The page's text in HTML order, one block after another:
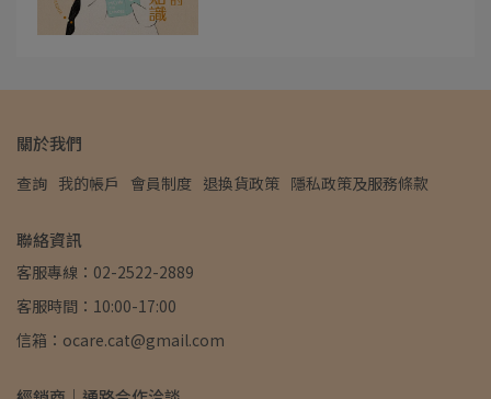
關於我們
查詢 我的帳戶 會員制度 退換貨政策 隱私政策及服務條款
聯絡資訊
客服專線：02-2522-2889
客服時間：10:00-17:00
信箱：ocare.cat@gmail.com